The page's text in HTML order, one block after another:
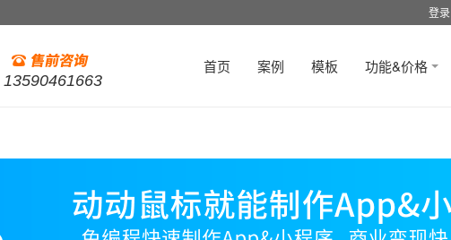
登录
13590461663
首页 案例 模板 功能&价格